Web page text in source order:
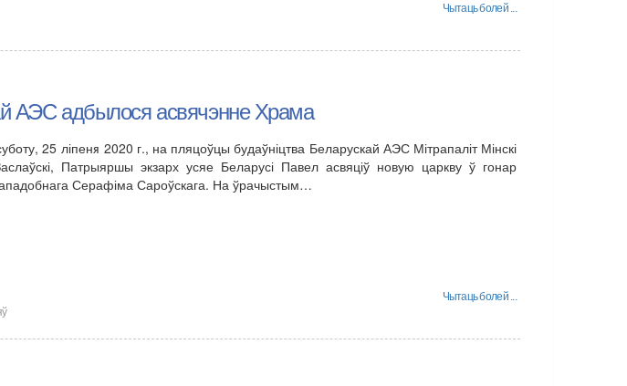
Чытаць болей ...
АЭС адбылося асвячэнне Храма
25 ліпеня 2020 г., на пляцоўцы будаўніцтва Беларускай АЭС Мітрапаліт Мінскі
Патрыяршы экзарх усяе Беларусі Павел асвяціў новую царкву ў гонар
Серафіма Сароўскага. На ўрачыстым…
Чытаць болей ...